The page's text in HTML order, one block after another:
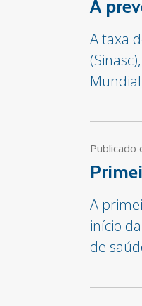
A
A taxa
Publicado
A
início
de